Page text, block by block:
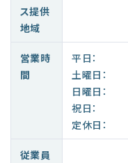
ス提供
地域
営業時
間
平日：
土曜日：
日曜日：
祝日：
定休日：
従業員